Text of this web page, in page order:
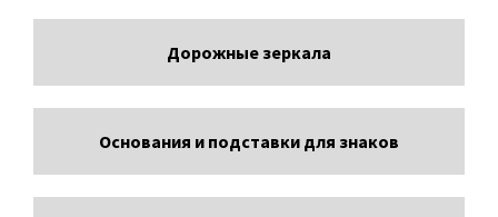
Дорожные зеркала
Основания и подставки для знаков